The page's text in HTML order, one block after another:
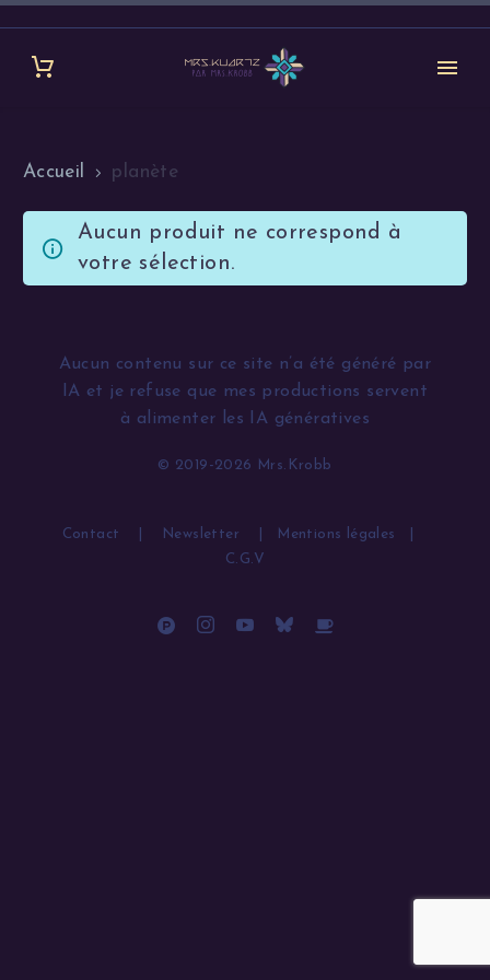
Accueil planète
Aucun produit ne correspond à
votre sélection.
Aucun contenu sur ce site n’a été généré par
IA et je refuse que mes productions servent
à alimenter les IA génératives
© 2019-2026 Mrs.Krobb
Contact Newsletter Mentions légales
C.G.V